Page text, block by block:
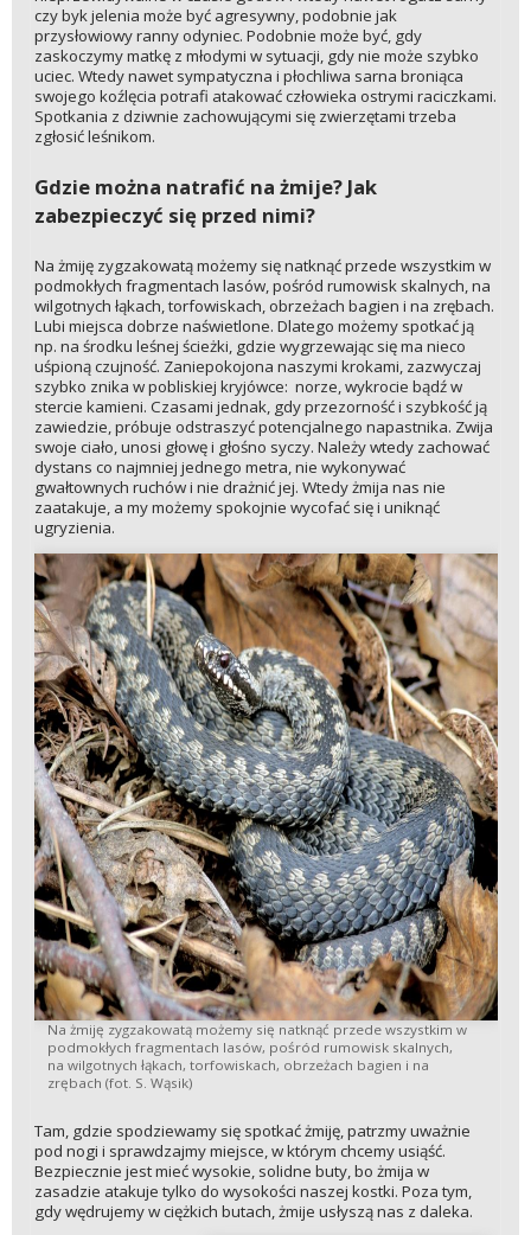
czy byk jelenia może być agresywny, podobnie jak
przysłowiowy ranny odyniec. Podobnie może być, gdy
zaskoczymy matkę z młodymi w sytuacji, gdy nie może szybko
uciec. Wtedy nawet sympatyczna i płochliwa sarna broniąca
swojego koźlęcia potrafi atakować człowieka ostrymi raciczkami.
Spotkania z dziwnie zachowującymi się zwierzętami trzeba
zgłosić leśnikom.
Gdzie można natrafić na żmije? Jak
zabezpieczyć się przed nimi?
Na żmiję zygzakowatą możemy się natknąć przede wszystkim w
podmokłych fragmentach lasów, pośród rumowisk skalnych, na
wilgotnych łąkach, torfowiskach, obrzeżach bagien i na zrębach.
Lubi miejsca dobrze naświetlone. Dlatego możemy spotkać ją
np. na środku leśnej ścieżki, gdzie wygrzewając się ma nieco
uśpioną czujność. Zaniepokojona naszymi krokami, zazwyczaj
szybko znika w pobliskiej kryjówce: norze, wykrocie bądź w
stercie kamieni. Czasami jednak, gdy przezorność i szybkość ją
zawiedzie, próbuje odstraszyć potencjalnego napastnika. Zwija
swoje ciało, unosi głowę i głośno syczy. Należy wtedy zachować
dystans co najmniej jednego metra, nie wykonywać
gwałtownych ruchów i nie drażnić jej. Wtedy żmija nas nie
zaatakuje, a my możemy spokojnie wycofać się i uniknąć
ugryzienia.
Na żmiję zygzakowatą możemy się natknąć przede wszystkim w
podmokłych fragmentach lasów, pośród rumowisk skalnych,
na wilgotnych łąkach, torfowiskach, obrzeżach bagien i na
zrębach (fot. S. Wąsik)
Tam, gdzie spodziewamy się spotkać żmiję, patrzmy uważnie
pod nogi i sprawdzajmy miejsce, w którym chcemy usiąść.
Bezpiecznie jest mieć wysokie, solidne buty, bo żmija w
zasadzie atakuje tylko do wysokości naszej kostki. Poza tym,
gdy wędrujemy w ciężkich butach, żmije usłyszą nas z daleka.